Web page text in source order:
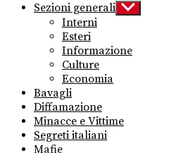
Sezioni generali Show
sub
Interni
Esteri
Informazione
Culture
Economia
Bavagli
Diffamazione
Minacce e Vittime
Segreti italiani
Mafie